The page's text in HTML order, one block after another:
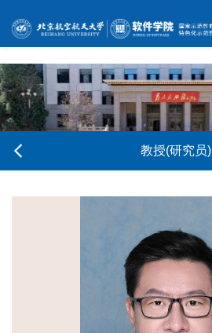
教授(研究员)